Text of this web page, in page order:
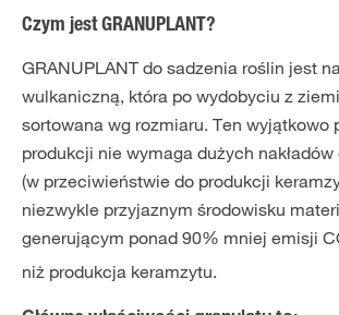
Czym jest GRANUPLANT?
GRANUPLANT do sadzenia roślin jest
wulkaniczną, która po wydobyciu z
sortowana wg rozmiaru. Ten wyjątkowo
produkcji nie wymaga dużych
(w przeciwieństwie do produkcji
niezwykle przyjaznym środowisku
generującym ponad 90% mniej emisji
niż produkcja keramzytu.